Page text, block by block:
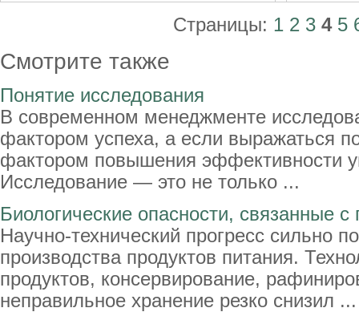
Страницы: 1 2 3 4 5
Смотрите также
Понятие исследования
В современном менеджменте
фактором успеха, а если выражаться
фактором повышения эффективности
Исследование — это не только ...
Биологические опасности, связанные
Научно-технический прогресс сильно
производства продуктов питания.
продуктов, консервирование,
неправильное хранение резко снизил ...